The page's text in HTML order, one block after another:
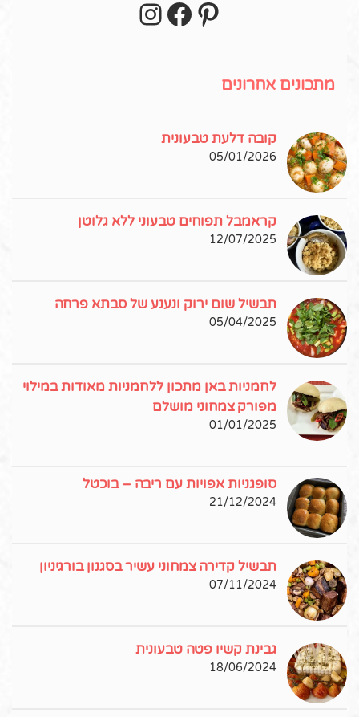
מתכונים אחרונים
קובה דלעת טבעונית
05/01/2026
קראמבל תפוחים טבעוני ללא גלוטן
12/07/2025
תבשיל שום ירוק ונענע של סבתא פרחה
05/04/2025
לחמניות באן מתכון ללחמניות מאודות במילוי
מפורק צמחוני מושלם
01/01/2025
סופגניות אפויות עם ריבה – בוכטל
21/12/2024
תבשיל קדירה צמחוני עשיר בסגנון בורגיניון
07/11/2024
גבינת קשיו פטה טבעונית
18/06/2024